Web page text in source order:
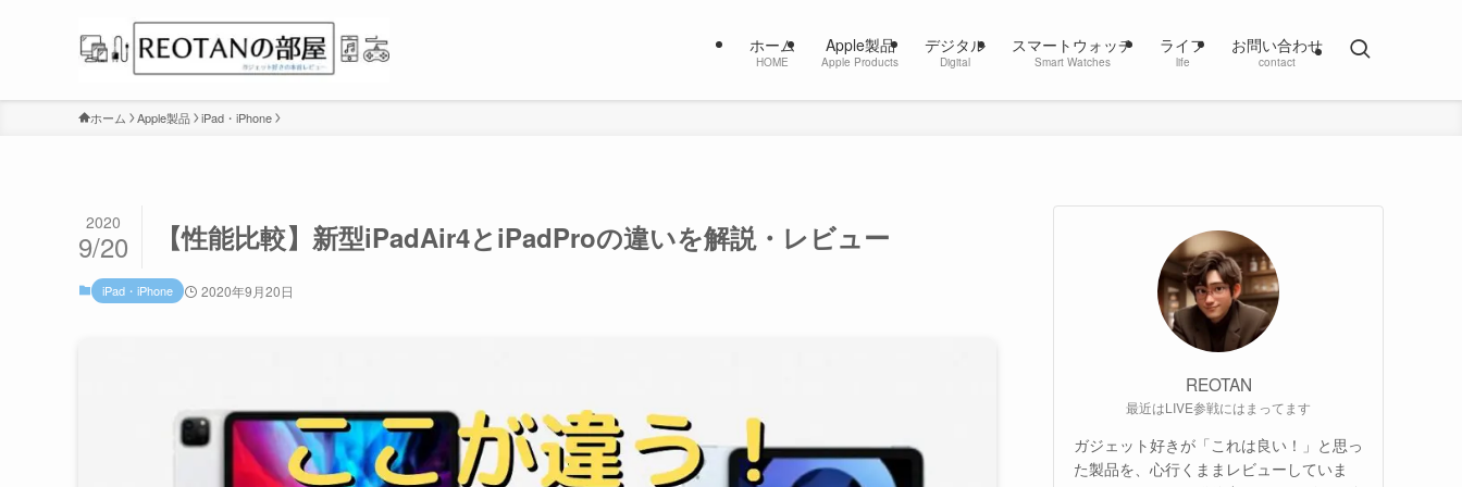
ホーム
HOME
Apple製品
Apple Products
デジタル
Digital
スマートウォッチ
Smart Watches
ライフ
life
お問い合わせ
contact
ホーム Apple製品 iPad・iPhone
【性能比較】新型iPadAir4とiPadProの違いを解説・レビュー
2020
9/20
iPad・iPhone 2020年9月20日
REOTAN
最近はLIVE参戦にはまってます
ガジェット好きが「これは良い！」と思っ
た製品を、心行くままレビューしていま